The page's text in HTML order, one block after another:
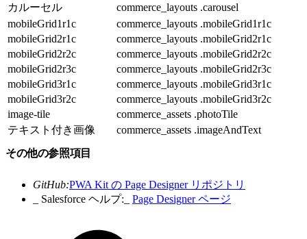
カルーセル
commerce_layouts .carousel
mobileGrid1r1c
commerce_layouts .mobileGrid1r1c
mobileGrid2r1c
commerce_layouts .mobileGrid2r1c
mobileGrid2r2c
commerce_layouts .mobileGrid2r2c
mobileGrid2r3c
commerce_layouts .mobileGrid2r3c
mobileGrid3r1c
commerce_layouts .mobileGrid3r1c
mobileGrid3r2c
commerce_layouts .mobileGrid3r2c
image-tile
commerce_assets .photoTile
テキスト付き画像
commerce_assets .imageAndText
その他の参照項目
GitHub:PWA Kit の Page Designer リポジトリ
_ Salesforce ヘルプ:_ Page Designer ページ